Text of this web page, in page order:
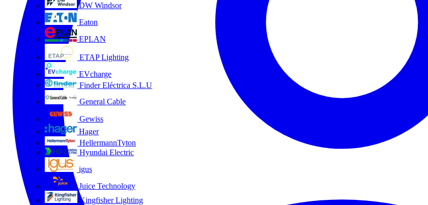
DW Windsor
Eaton
EPLAN
ETAP Lighting
EVcharge
Finder Eléctrica S.L.U
General Cable
Gewiss
Hager
HellermannTyton
Hyundai Electric
igus
Juice Technology
Kingfisher Lighting